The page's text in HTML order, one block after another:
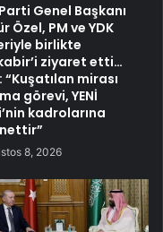
Parti Genel Başkanı
Özel, PM ve YDK
birlikte
ziyaret etti…
“Kuşatılan mirası
görevi, YENİ
kadrolarına
8, 2026